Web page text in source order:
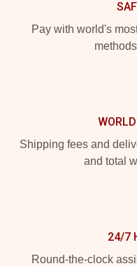
Pay with world's
Shipping fees and
and total
24/7
Round-the-clock